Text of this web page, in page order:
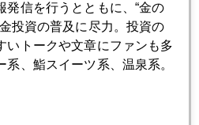
、逆イールドが加速
発信を行うとともに、“金の
投資の普及に尽力。投資の
いトークや文章にファンも多
系、鮨スイーツ系、温泉系。